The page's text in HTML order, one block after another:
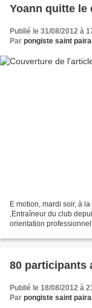
Yoann quitte le
Publié le 31/08/2012 à
Par pongiste saint
E motion, mardi soir, à
,Entraîneur du club
orientation
80 participants
Publié le 18/08/2012 à
Par pongiste saint